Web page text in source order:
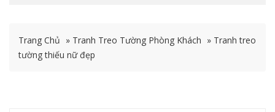
Trang Chủ » Tranh Treo Tường Phòng Khách » Tranh treo
tường thiếu nữ đẹp